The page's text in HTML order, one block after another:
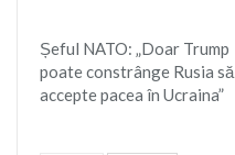
Șeful NATO: „Doar Trump
poate constrânge Rusia să
accepte pacea în Ucraina”